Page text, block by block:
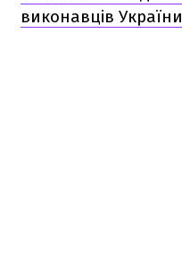
виконавців України